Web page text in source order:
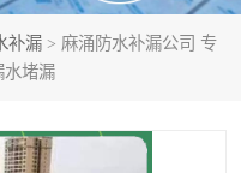
补漏 > 麻涌防水补漏公司 专
水堵漏